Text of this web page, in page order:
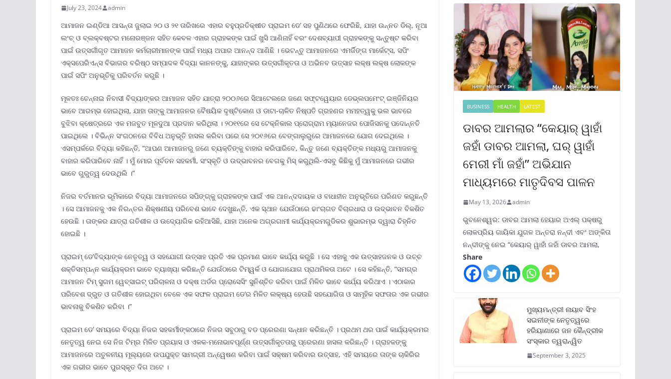
July 23, 2024 admin
ଆମାଜନ ଇଣ୍ଡିଆ ଆସନ୍ତା ଜୁଲାଇ ୨୦ ଓ ୨୧ ତାରିଖରେ ଏହାର ବହୁପ୍ରତିକ୍ଷୀତ ପ୍ରାଇମ ଡେ’ ସହ ପୁଣିଥରେ ଫେରିଛି, ଯାହା ଉନ୍ନତ ଡିଲ୍, ନୂଆ
ଲଂଚ୍ ଓ ବ୍ଲକ୍ବଷ୍ଟର ମନୋରଞ୍ଜନ ସହିତ କେବଳ ଏହାର ଗ୍ରାହକଙ୍କ ପାଇଁ ଖୁସି ଆଣିନାହିଁ ବରଂ ଦେଶବ୍ୟାପୀ ଗ୍ରାହକଙ୍କୁ ସନ୍ତୁଷ୍ଟ କରିବା
ପାଇଁ ଉତ୍ସର୍ଗୀଗୃତ ଆମାଜନ କର୍ମଚାରୀମାନଙ୍କ ପାଇଁ ମଧ୍ୟ ଅପାର ଆନନ୍ଦ ଆଣିଛି । ଭେଟନ୍ତୁ ଆମାଜନରେ ଏମର୍ଜିଙ୍ଗ ମାର୍କେଟ୍ସ, ସପିଂ
ଏକ୍ସପେରିଏନ୍ସ ବିଭାଗର ବରିଷ୍ଠ ସମ୍ପାଦକ ବିଦ୍ୟା କାନନଙ୍କୁ, ଯାହାଙ୍କର ଉତ୍ସର୍ଗୀକୃତତା ଓ ଅଭିନବ ଉତ୍ସାହ ଲକ୍ଷ ଲକ୍ଷ ଲୋକଙ୍କ
ପାଇଁ ସପିଂ ଅନୁଭୂତିକୁ ପରିବର୍ତନ କରୁଛି ।
ମୂଳତଃ ଚେନ୍ନାଇ ନିବାସୀ ବିଦ୍ୟାଙ୍କର ଆମାଜନ ସହିତ ଯାତ୍ରା ୨୦୦୬ରେ ସିଆଟେଲରେ ଜଣେ ସଫ୍ଟୱେୟାର ଡେଭ୍ଲପମେଂଟ୍ ଇଞ୍ଜିନିୟର
ଭାବେ ଆରମ୍ଭ ହୋଇଥିଲା, ଯାହା ତାଙ୍କୁ ଆମାଜନର ବୈଷୟିକ ଦୃଷ୍ଟିକୋଣ ଓ ଡାଟା-ଚାଳିତ ନିଷ୍ପତି ଗ୍ରହଣର ମମହତ୍ୱକୁ ଭଲ ଭାବରେ
ବୁଝିବା କ୍ଷେତ୍ରରେ ଏକ ମଜବୁତ ମୂଳଦୁଆ ପ୍ରଦାନ କରିଥିଲା । ୨୦୧୧ରେ ସେ ଟେକ୍ନିକାଲ ପ୍ରୋଗ୍ରାମ ମ୍ୟାନେଜର ପୋଜିସନକୁ ପଦୋନ୍ନତି
ପାଇଥିଲେ । ବିଭିନ୍ନ ସଂଗଠନରେ ବିବିଧ ଅନୁଭୂତି ହାସଲ କରିବା ପରେ ସେ ୨୦୧୬ରେ ବେଙ୍ଗାଲୁରୁରେ ଆମାଜନରେ ଯୋଗ ଦେଇଥିଲେ ।
ଏସମ୍ପର୍କରେ ବିଦ୍ୟା କହିଛନ୍ତି, “ଆପଣ ଆମାଜନରୁ ଜଣେ ବ୍ୟକ୍ତିଙ୍କୁ ବାହାର କରିପାରିବେ, କିନ୍ତୁ ଜଣେ ବ୍ୟକ୍ତିଙ୍କ ମଧ୍ୟରୁ ଆମାଜନକୁ
ବାହାର କରିପାରିବେ ନାହିଁ । ମୁଁ ମୋର ପୂର୍ବତନ ସହକର୍ମୀ, ସଂସ୍କୃତି ଓ ଉଦ୍ଭାବନର ବେଗକୁ ମିସ୍ କରୁଥିଲି-ଏସବୁ କିଛିକୁ ମୁଁ ଆମାଜନରେ ଗଭୀର
ଭାବେ ଗୁରୁତ୍ୱ ଦେଉଥିଲି ।”
ନିଜର ବର୍ତମାନର ଭୂମିକାରେ ବିଦ୍ୟା ଆମାଜନରେ ସପିଙ୍ଗ୍କୁ ଗ୍ରାହକଙ୍କ ପାଇଁ ଏକ ଆନନ୍ଦଦାୟକ ଓ ବାଧାହୀନ ଅନୁଭୂତିରେ ପରିଣତ କରୁଛନ୍ତି
। ସେ ଆମାଜନକୁ ଏକ ନିରନ୍ତର ଶିକ୍ଷଣୀୟ ପରିବେଶ ଭାବେ ଦେଖୁଛନ୍ତି, ଏକ ସ୍ଥାନ ଯେଉଁଠାରେ ଢାଂଚାଗତ ବିଚାରଧାରା ଓ ଉଦ୍ଭାବନ ବିକଶିତ
ହେଉଛି । ତାଙ୍କର ଯାତ୍ରା ଗତିଶୀଳ ଓ ଉଦ୍ୟୋଗିକ ରହିଆସିଛି, ଯାହା ଅନେକ ଅଗ୍ରଗାମୀ କାର୍ଯ୍ୟକ୍ରମଗୁଡିକର ଶୁଭାରମ୍ଭ ଦ୍ୱାରା ଚିହ୍ନିତ
ହୋଇଛି ।
ପ୍ରାଇମ୍ ଡେ’ବିଦ୍ୟାଙ୍କ ନେତୃତ୍ୱ ଓ ସହଯୋଗୀ ଉତ୍ସାହ ପ୍ରତି ଏକ ପ୍ରମାଣ ଭାବେ କାର୍ଯ୍ୟ କରୁଛି । ସେ ଏହାକୁ ଏକ ଉତ୍ସାହଜନକ ଓ ଉଚ୍ଚ
ଶକ୍ତିସମ୍ପନ୍ନ କାର୍ଯ୍ୟକ୍ରମ ଭାବେ ବ୍ୟାଖ୍ୟା କରିଛନ୍ତି ଯେଉଁଠାରେ ଟିମ୍ୱର୍କ ଓ ଯୋଗାଯୋଗ ପ୍ରାଥମିକତା ଅଟେ । ସେ କହିଛନ୍ତି, “ସମଗ୍ର
ଆମାଜନ ଟିମ୍ ସୁଗମ ୱେବ୍ସାଇଟ୍ ପରିଚାଳନା ଓ ଦକ୍ଷ ଅର୍ଡର ପ୍ରୋସେସିଂ ସୁନିଶ୍ଚିତ କରିବା ପାଇଁ ମିଳିତ ଭାବେ କାର୍ଯ୍ୟ କରିଥାଏ । ଏଠାକାର
ପରିବେଶ ଦ୍ରୁତ ଓ ଗତିଶୀଳ ହୋଇଥିବା ବେଳେ ଏକ ସଫଳ ପ୍ରାଇମ ଡେ’ର ମିଳିତ ଲକ୍ଷ୍ୟ ହେଉଛି ସହଯୋଗିତା ଓ ସାମୂହିକ ସଫତାର ଏକ ଗଭୀର
ଭାବନାକୁ ବିକଶିତ କରିବା ।”
ପ୍ରାଇମ ଡେ’ ସମୟରେ ବିଦ୍ୟା ନିଜର ସହକର୍ମୀଙ୍କଠାରେ ନିଜର ସବୁଠାରୁ ବଡ ପ୍ରେରଣା ସନ୍ଧାନ କରିଛନ୍ତି । ପ୍ରଥମ ଥର ପାଇଁ କାର୍ଯ୍ୟକ୍ରମର
ନେତୃତ୍ୱ ନେଇ ସେ ନିଜ ଟିମ୍ର ମିଳିତ ପ୍ରୟାସ ଓ ଏକକ-ମନୋଭାବପୂର୍ଣ୍ଣ ଉତ୍ସର୍ଗୀକୃତତାରୁ ପ୍ରେରଣା ହାସଲ କରିଛନ୍ତି । ଗ୍ରାହକଙ୍କୁ
ଆମାଜନରେ ଅତୁଳନୀୟ ମୂଲ୍ୟରେ ଉପଯୁକ୍ତ ସାମଗ୍ରୀ ଅନ୍ୱେଷଣ କରିବା ପାଇଁ ସକ୍ଷମ କରିବାର ଉତ୍ସାହ, ଏହି ସମୟରେ ତାଙ୍କ ଚାକିରିର
ଏକ ଗଭୀର ଭାବେ ପୁରସ୍କୃତ ଦିଗ ଅଟେ ।
BUSINESS HEALTH LATEST
ଡାବର ଆମଲାର “କେୟାର୍ ୱାହାଁ
ଜହାଁ ଡାବର ଆମଲା, ଘର୍ ୱାହାଁ
ମେରୀ ମାଁ ଜହାଁ” ଅଭିଯାନ
ମାଧ୍ୟମରେ ମାତୃଦିବସ ପାଳନ
May 13, 2026 admin
ଭୁବନେଶ୍ୱର: ଡାବର ଆମଲା ହେୟାର ଅଏଲ୍ ପକ୍ଷରୁ
ଲୋକପ୍ରିୟ ଗାୟିକା ଯୁଗଳ ଅନ୍ତରା ନନ୍ଦୀ ଏବଂ ଅଙ୍କିତା
ନନ୍ଦୀଙ୍କୁ ନେଇ “କେୟାର୍ ୱାହାଁ ଜହାଁ ଡାବର ଆମଲା,
Share
ମୁଖ୍ୟମନ୍ତ୍ରୀ ନାୟାବ ସିଂହ
ସଇନୀଙ୍କ ନେତୃତ୍ୱରେ
ହରିୟାଣାରେ ଜନ କୈନ୍ଦ୍ରୀକ
ସଂସ୍କାର ତ୍ୱରାନ୍ୱିତ
September 3, 2025